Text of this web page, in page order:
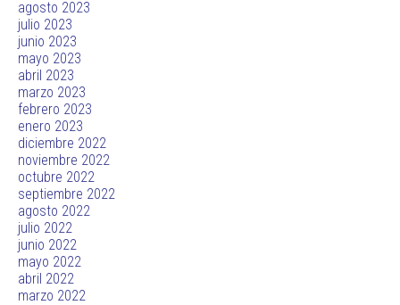
agosto 2023
julio 2023
junio 2023
mayo 2023
abril 2023
marzo 2023
febrero 2023
enero 2023
diciembre 2022
noviembre 2022
octubre 2022
septiembre 2022
agosto 2022
julio 2022
junio 2022
mayo 2022
abril 2022
marzo 2022